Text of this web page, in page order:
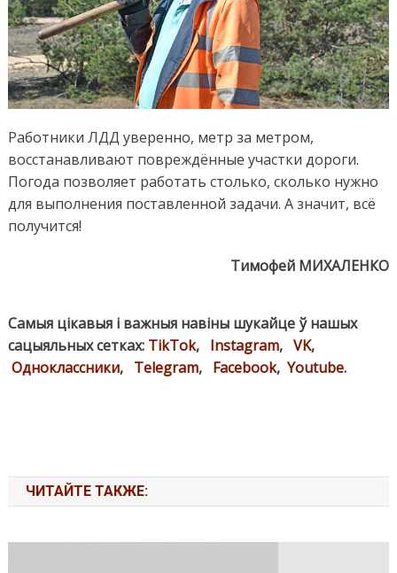
Работники ЛДД уверенно, метр за метром,
восстанавливают повреждённые участки дороги.
Погода позволяет работать столько, сколько нужно
для выполнения поставленной задачи. А значит, всё
получится!
Тимофей МИХАЛЕНКО
Самыя цікавыя і важныя навіны шукайце ў нашых
сацыяльных сетках: TikTok, Instagram, VK,
Одноклассники, Telegram, Facebook, Youtube.
ЧИТАЙТЕ ТАКЖЕ: